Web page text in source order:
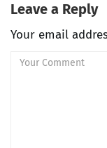
Leave a Reply
Your email